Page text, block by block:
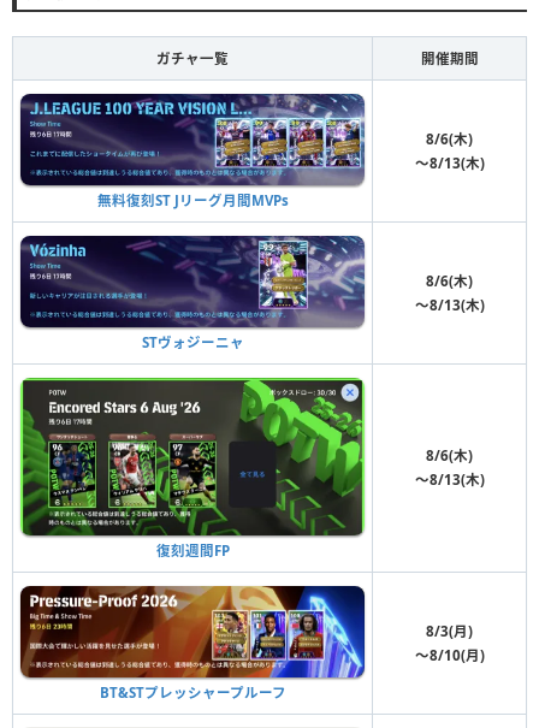
ガチャ一覧 開催期間
無料復刻ST Jリーグ月間MVPs
8/6(木)
〜8/13(木)
STヴォジーニャ
8/6(木)
〜8/13(木)
復刻週間FP
8/6(木)
〜8/13(木)
BT&STプレッシャープルーフ
8/3(月)
〜8/10(月)